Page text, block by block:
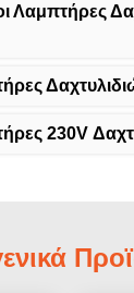
Λαμπτήρες
230V